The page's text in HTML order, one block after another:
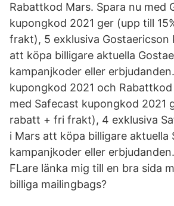
Rabattkod Mars. Spara nu med
kupongkod 2021 ger (upp till
frakt), 5 exklusiva Gostaericson
att köpa billigare aktuella
kampanjkoder eller
kupongkod 2021 och Rabattkod
med Safecast kupongkod 2021
rabatt + fri frakt), 4 exklusiva
i Mars att köpa billigare aktuella
kampanjkoder eller
FLare länka mig till en bra sida
billiga mailingbags?